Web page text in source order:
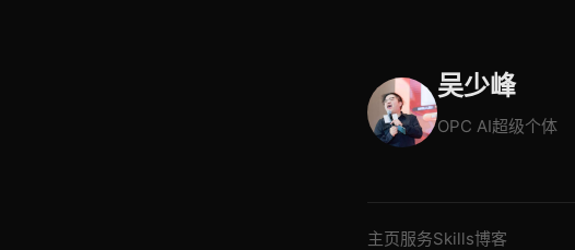
吴少峰
OPC AI超级个体
主页服务Skills博客